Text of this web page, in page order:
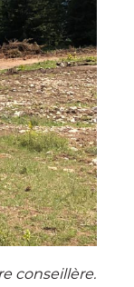
conseillère.